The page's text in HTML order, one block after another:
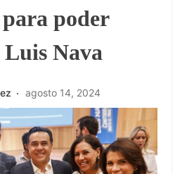
poder
Nava
agosto 14, 2024